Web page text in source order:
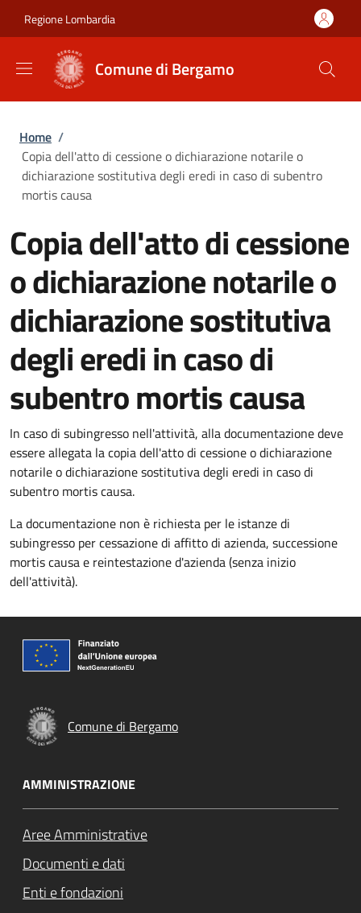
Regione Lombardia
Comune di Bergamo
Briciole di pane
Home /
Copia dell'atto di cessione o dichiarazione notarile o
dichiarazione sostitutiva degli eredi in caso di subentro
mortis causa
Copia dell'atto di cessione
o dichiarazione notarile o
dichiarazione sostitutiva
degli eredi in caso di
subentro mortis causa
In caso di subingresso nell'attività, alla documentazione deve
essere allegata la copia dell'atto di cessione o dichiarazione
notarile o dichiarazione sostitutiva degli eredi in caso di
subentro mortis causa.
La documentazione non è richiesta per le istanze di
subingresso per cessazione di affitto di azienda, successione
mortis causa e reintestazione d'azienda (senza inizio
dell'attività).
Comune di Bergamo
AMMINISTRAZIONE
Aree Amministrative
Documenti e dati
Enti e fondazioni